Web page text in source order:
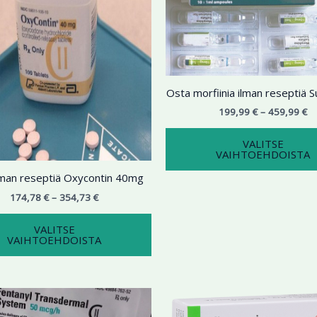
reseptiä Oxycontin 40mg
174,78€ – 354,73€
VALITSE
VAIHTOEHDOISTA
useampi
muunnelma.
Voit
tehdä
valinnat
sivulla.
Osta morfiinia ilman reseptiä
199,99€ – 459,99€
VALITSE
VAIHTOEHDOISTA
Hintaluokka:
195,98 €
tuotteella